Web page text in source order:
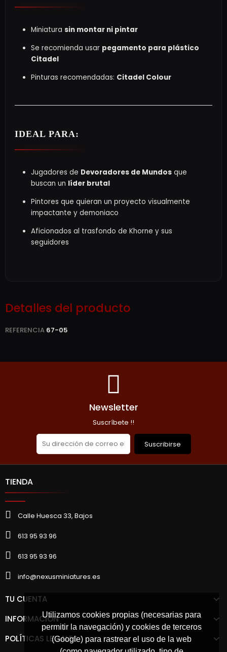
Utilizamos cookies propias (necesarias para
permitir la navegación) y cookies de terceros
(Google) para rastrear el uso de la web
Miniatura sin montar ni pintar
Se recomienda usar pegamento para plástico
Citadel
Pinturas recomendadas: Citadel Colour
IDEAL PARA:
Jugadores de Devoradores de Mundos que
buscan un líder brutal
Pintores que quieran un proyecto visualmente
impactante y demoniaco
Aficionados al trasfondo de Khorne y sus
seguidores
Detalles del producto
REFERENCIA 67-05
Newsletter
Suscríbete !!
Suscribirse
TIENDA
Calle Huesca 33, Bajos
613 95 93 96
613 95 93 96
info@nexusminiatures.es
TU CUENTA
INFORMACIÓN
POLÍTICAS LEGALES